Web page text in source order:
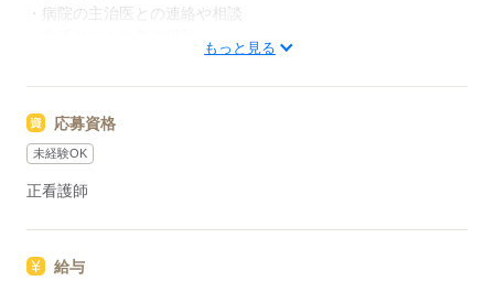
費用は一切かかりません。
・病院の主治医との連絡や相談
・コミュニケーション能力改善の援助
・ご家族からの相談への助言
・社会資源の活用と連携
・福祉サービスなどの情報提供
・カンファレンスや担当者会議
9：00：朝礼
もっと見る
応募資格
未経験OK
正看護師
給与